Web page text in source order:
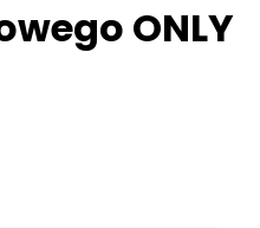
ONLY